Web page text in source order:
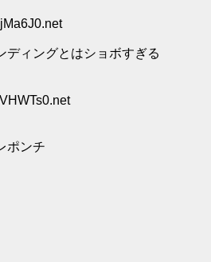
ディングとはショボすぎる
ポンチ